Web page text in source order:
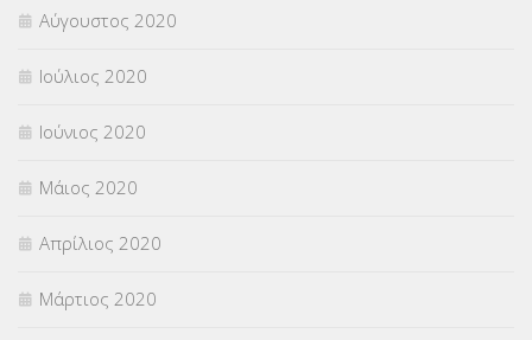
Αύγουστος 2020
Ιούλιος 2020
Ιούνιος 2020
Μάιος 2020
Απρίλιος 2020
Μάρτιος 2020